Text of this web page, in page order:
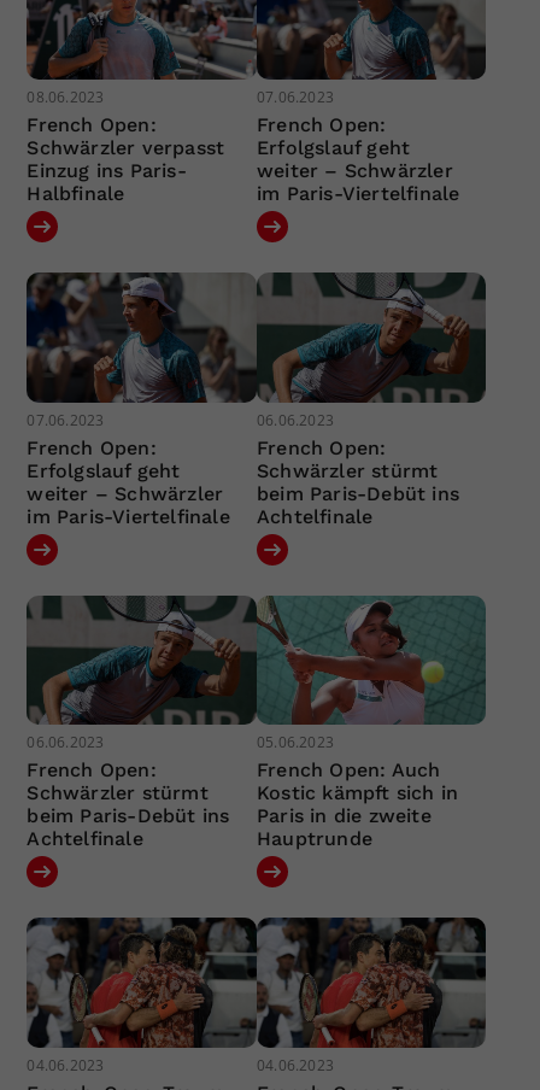
08.06.2023
French Open:
Schwärzler verpasst
Einzug ins Paris-
Halbfinale
07.06.2023
French Open:
Erfolgslauf geht
weiter – Schwärzler
im Paris-Viertelfinale
07.06.2023
French Open:
Erfolgslauf geht
weiter – Schwärzler
im Paris-Viertelfinale
06.06.2023
French Open:
Schwärzler stürmt
beim Paris-Debüt ins
Achtelfinale
06.06.2023
French Open:
Schwärzler stürmt
beim Paris-Debüt ins
Achtelfinale
05.06.2023
French Open: Auch
Kostic kämpft sich in
Paris in die zweite
Hauptrunde
04.06.2023 04.06.2023